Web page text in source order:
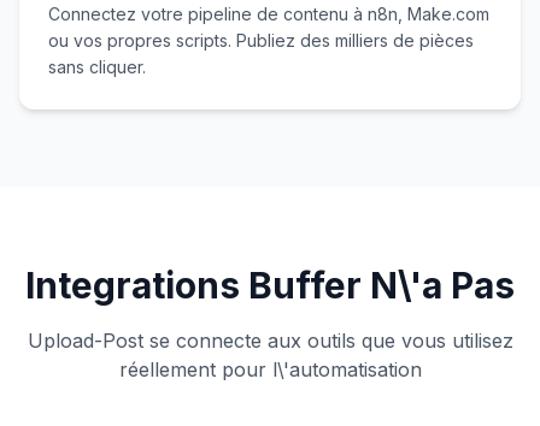
Connectez votre pipeline de contenu à n8n, Make.com
ou vos propres scripts. Publiez des milliers de pièces
sans cliquer.
Integrations Buffer N\'a Pas
Upload-Post se connecte aux outils que vous utilisez
réellement pour l\'automatisation